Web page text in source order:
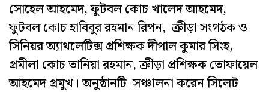
সোহেল আহমেদ, ফুটবল কোচ খালেদ আহমেদ,
ফুটবল কোচ হাবিবুর রহমান রিপন, ক্রীড়া সংগঠক ও
সিনিয়র অ্যাথলেটিক্স প্রশিক্ষক দীপাল কুমার সিংহ,
প্রমীলা কোচ তানিয়া রহমান, ক্রীড়া প্রশিক্ষক তোফায়েল
আহমেদ প্রমুখ। অনুষ্ঠানটি সঞ্চালনা করেন সিলেট